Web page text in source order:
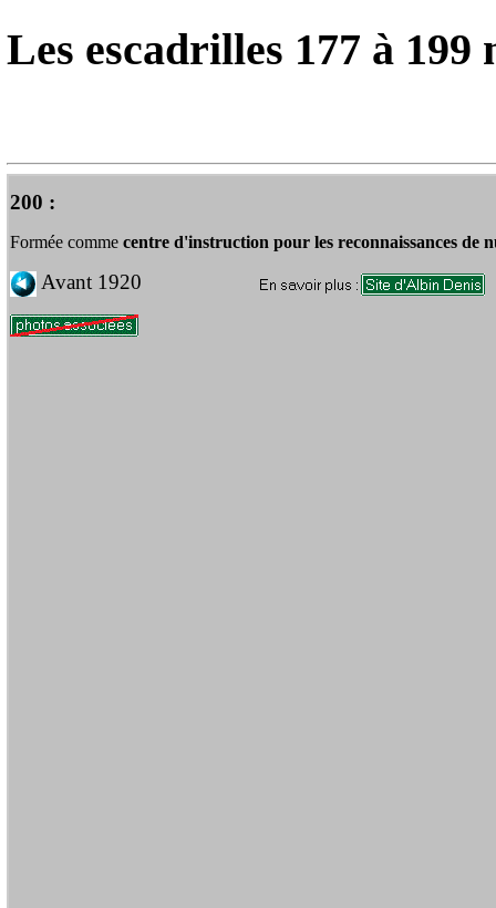
Les escadrilles 177 à 199
200 :
Formée comme centre d'instruction pour les reconnaissances de
Avant 1920